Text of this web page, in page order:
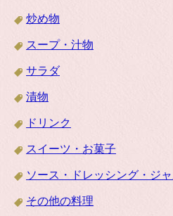
炒め物
スープ・汁物
サラダ
漬物
ドリンク
スイーツ・お菓子
ソース・ドレッシング・ジ
その他の料理